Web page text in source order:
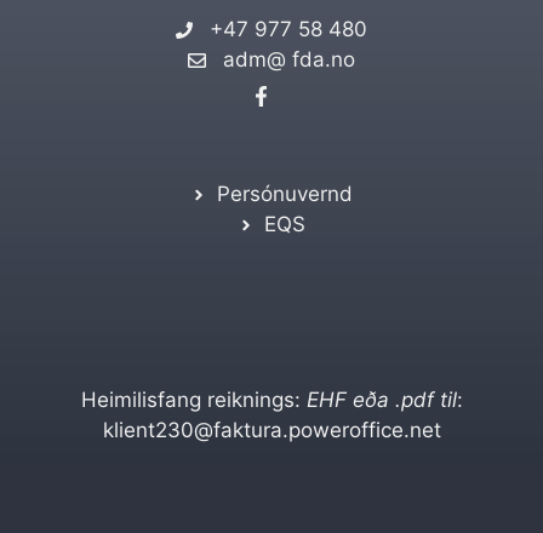
+47 977 58 480
adm@ fda.no
Persónuvernd
EQS
Heimilisfang reiknings: EHF eða .pdf til:
klient230@faktura.poweroffice.net